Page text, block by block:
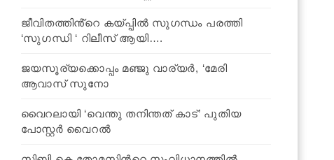
ജീവിതത്തിൻ്റെ കയ്പ്പിൽ സുഗന്ധം പരത്തി
‘സുഗന്ധി ‘ റിലീസ് ആയി….
ജയസൂര്യക്കൊപ്പം മഞ്ജു വാര്യര്‍, ‘മേരി
ആവാസ് സുനോ
വൈറലായി ‘വെന്തു തനിന്തത് കാട്’ പുതിയ
പോസ്റ്റര്‍ വൈറല്‍